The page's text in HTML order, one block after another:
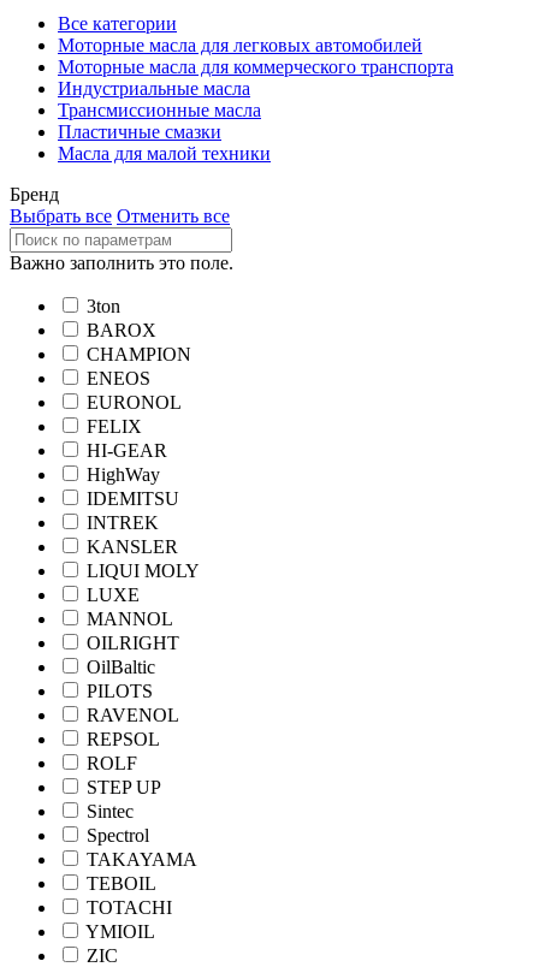
Все категории
Моторные масла для легковых автомобилей
Моторные масла для коммерческого транспорта
Индустриальные масла
Трансмиссионные масла
Пластичные смазки
Масла для малой техники
Бренд
Выбрать все Отменить все
Важно заполнить это поле.
3ton
BAROX
CHAMPION
ENEOS
EURONOL
FELIX
HI-GEAR
HighWay
IDEMITSU
INTREK
KANSLER
LIQUI MOLY
LUXE
MANNOL
OILRIGHT
OilBaltic
PILOTS
RAVENOL
REPSOL
ROLF
STEP UP
Sintec
Spectrol
TAKAYAMA
TEBOIL
TOTACHI
YMIOIL
ZIC